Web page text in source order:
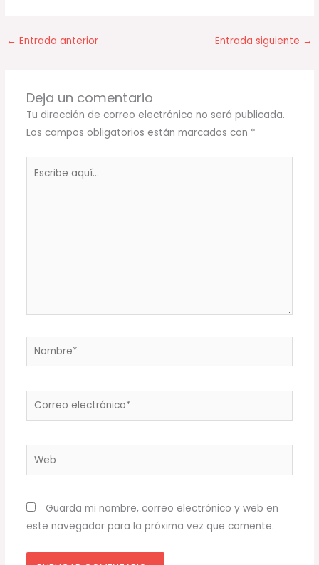
← Entrada anterior Entrada siguiente →
Deja un comentario
Tu dirección de correo electrónico no será publicada.
Los campos obligatorios están marcados con *
Nombre*
Correo
electrónico*
Web
Guarda mi nombre, correo electrónico y web en
este navegador para la próxima vez que comente.